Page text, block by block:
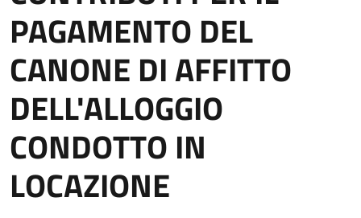
PAGAMENTO DEL
CANONE DI AFFITTO
DELL'ALLOGGIO
CONDOTTO IN
LOCAZIONE